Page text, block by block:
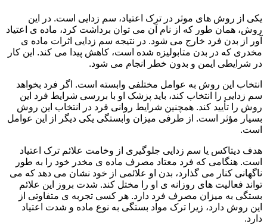
یکی از روش های موثر در ترک اعتیاد، سم زدایی است. در این
روش، همان طور که از نام آن می توان برداشت کرد، ماده ی اعتیاد
آور از بدن فرد خارج می شود. در نتیجه سم زدایی اثرات ماده ی
مخدری که در بدن متابولیزه شده است، کاهش پیدا می کند. این کار
در شرایطی ایمن و بدون خطر انجام می شود.
انتخاب این روش به عوامل مختلفی وابسته است. اگر فرد بخواهد
سم زدایی را انتخاب کند، باید پزشک او با بررسی شرایط فرد این
روش را تأیید کند. همچنین شرایط روانی فرد در انتخاب این روش
بسیار مؤثر است. از طرفی میزان وابستگی یکی دیگر از این عوامل
است.
هدف دیتاکس یا سم زدایی جلوگیری از وخامت علائم ترک اعتیاد
است. هنگامی که فرد معتاد مصرف ماده ی مخدر خود را به طور
ناگهانی کنار می گذارد، بدن او علائمی از خود نشان می دهد که می
تواند فعالیت های روزانه ی او را مختل کند. شدت بروز این علائم
بستگی به میزان مصرف فرد دارد. هر کسی تجربه ی متفاوتی از
این روش دارد، زیرا ترک مواد بستگی به نوع ماده و شدت اعتیاد
دارد.